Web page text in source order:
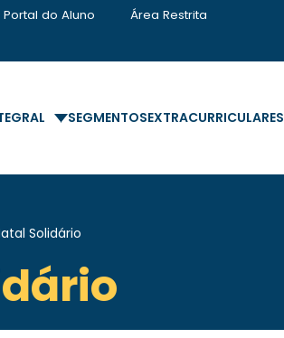
Portal do Aluno Área Restrita
SEGMENTOSEXTRACURRICULARES
Solidário